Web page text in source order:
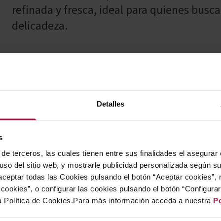
Detalles
terceros, las cuales tienen entre sus finalidades el asegurar
del sitio web, y mostrarle publicidad personalizada según
todas las Cookies pulsando el botón “Aceptar cookies”,
o configurar las cookies pulsando el botón
Política de Cookies.Para más información acceda a nuestra
refinada y fresca, ideal para quienes
delicadeza.
Este vino armoniza especialmente bien
con aperitivos variados, aves y una
convierte en una excelente opción para
sus sabores.
La bodega Oriol Rossell, con raíces
una bodega familiar con una rica historia
sus propiedades en 1638 y construyó